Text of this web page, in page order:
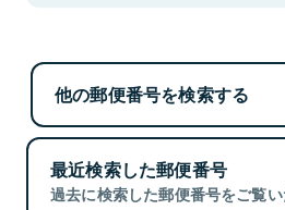
他の郵便番号を検索する
最近検索した郵便番号
過去に検索した郵便番号をご覧い